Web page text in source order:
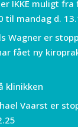
IKKE muligt fra
til mandag d.
Wagner er
fået ny
klinikken
Vaarst er